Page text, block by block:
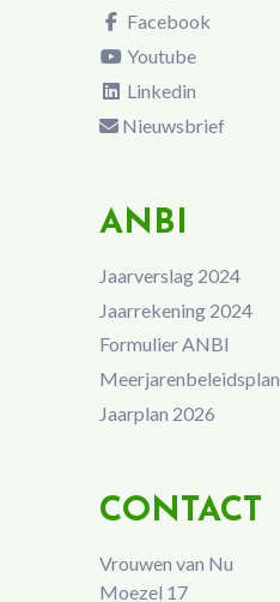
Facebook
Youtube
Linkedin
Nieuwsbrief
ANBI
Jaarverslag 2024
Jaarrekening 2024
Formulier ANBI
Meerjarenbeleidsplan
Jaarplan 2026
CONTACT
Vrouwen van Nu
Moezel 17